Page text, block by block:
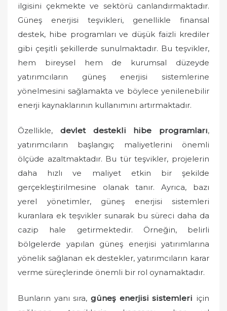
ilgisini çekmekte ve sektörü canlandırmaktadır.
Güneş enerjisi teşvikleri, genellikle finansal
destek, hibe programları ve düşük faizli krediler
gibi çeşitli şekillerde sunulmaktadır. Bu teşvikler,
hem bireysel hem de kurumsal düzeyde
yatırımcıların güneş enerjisi sistemlerine
yönelmesini sağlamakta ve böylece yenilenebilir
enerji kaynaklarının kullanımını artırmaktadır.
Özellikle, devlet destekli hibe programları,
yatırımcıların başlangıç maliyetlerini önemli
ölçüde azaltmaktadır. Bu tür teşvikler, projelerin
daha hızlı ve maliyet etkin bir şekilde
gerçekleştirilmesine olanak tanır. Ayrıca, bazı
yerel yönetimler, güneş enerjisi sistemleri
kuranlara ek teşvikler sunarak bu süreci daha da
cazip hale getirmektedir. Örneğin, belirli
bölgelerde yapılan güneş enerjisi yatırımlarına
yönelik sağlanan ek destekler, yatırımcıların karar
verme süreçlerinde önemli bir rol oynamaktadır.
Bunların yanı sıra, güneş enerjisi sistemleri için